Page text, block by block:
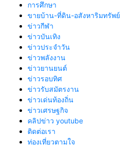
การศึกษา
ขายบ้าน-ที่ดิน-อสังหาริมทรัพย์
ข่าวกีฬา
ข่าวบันเทิง
ข่าวประจำวัน
ข่าวพลังงาน
ข่าวยานยนต์
ข่าวรอบทิศ
ข่าวรับสมัตรงาน
ข่าวเด่นท้องถิ่น
ข่าวเศรษฐกิจ
คลิปข่าว youtube
ติดต่อเรา
ท่องเที่ยวตามใจ